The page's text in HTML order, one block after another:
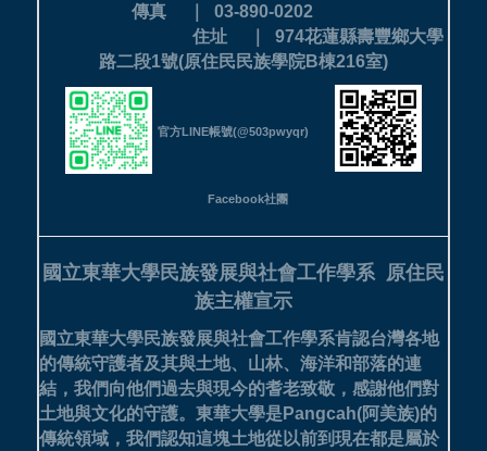
傳真 ｜ 03-890-0202
住址 ｜ 974花蓮縣壽豐鄉大學
路二段1號(原住民民族學院B棟216室)
官方LINE帳號(@503pwyqr)
Facebook社團
國立東華大學民族發展與社會工作學系 原住民
族主權宣示
國立東華大學民族發展與社會工作學系肯認台灣各地
的傳統守護者及其與土地、山林、海洋和部落的連
結，我們向他們過去與現今的耆老致敬，感謝他們對
土地與文化的守護。 東華大學是Pangcah(阿美族)的
傳統領域，我們認知這塊土地從以前到現在都是屬於